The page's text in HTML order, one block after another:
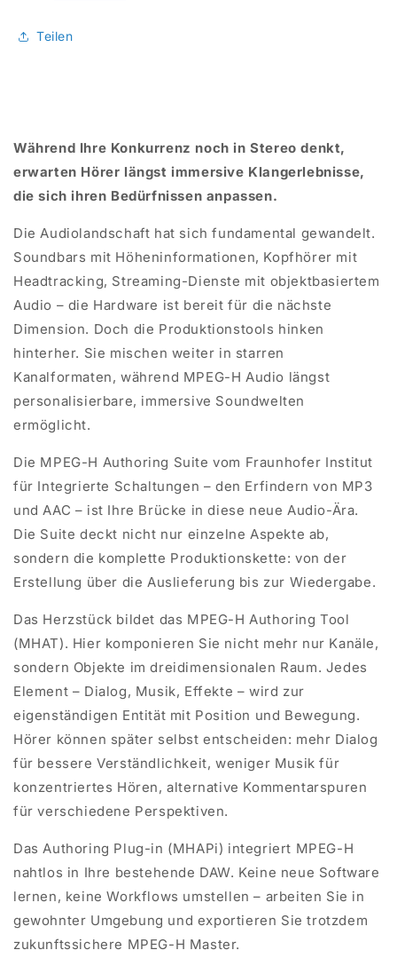
Teilen
Während Ihre Konkurrenz noch in Stereo denkt,
erwarten Hörer längst immersive Klangerlebnisse,
die sich ihren Bedürfnissen anpassen.
Die Audiolandschaft hat sich fundamental gewandelt.
Soundbars mit Höheninformationen, Kopfhörer mit
Headtracking, Streaming-Dienste mit objektbasiertem
Audio – die Hardware ist bereit für die nächste
Dimension. Doch die Produktionstools hinken
hinterher. Sie mischen weiter in starren
Kanalformaten, während MPEG-H Audio längst
personalisierbare, immersive Soundwelten
ermöglicht.
Die MPEG-H Authoring Suite vom Fraunhofer Institut
für Integrierte Schaltungen – den Erfindern von MP3
und AAC – ist Ihre Brücke in diese neue Audio-Ära.
Die Suite deckt nicht nur einzelne Aspekte ab,
sondern die komplette Produktionskette: von der
Erstellung über die Auslieferung bis zur Wiedergabe.
Das Herzstück bildet das MPEG-H Authoring Tool
(MHAT). Hier komponieren Sie nicht mehr nur Kanäle,
sondern Objekte im dreidimensionalen Raum. Jedes
Element – Dialog, Musik, Effekte – wird zur
eigenständigen Entität mit Position und Bewegung.
Hörer können später selbst entscheiden: mehr Dialog
für bessere Verständlichkeit, weniger Musik für
konzentriertes Hören, alternative Kommentarspuren
für verschiedene Perspektiven.
Das Authoring Plug-in (MHAPi) integriert MPEG-H
nahtlos in Ihre bestehende DAW. Keine neue Software
lernen, keine Workflows umstellen – arbeiten Sie in
gewohnter Umgebung und exportieren Sie trotzdem
zukunftssichere MPEG-H Master.